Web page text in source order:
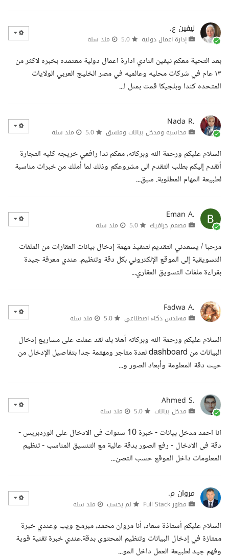
نيفين ع.
إدارة اعمال دولية منذ سنة
بعد التحية معكم نيفين النادي ادارة اعمال دولية معتمده بخبره لاكثر من
١٣ عام في شركات محليه وعالميه في مصر الخليج العربي الولايات
المتحده كندا وبلجيكا قمت بمثل ا...
Nada R.
محاسبه ومدخل بيانات ومنسق منذ سنة
السلام عليكم ورحمة الله وبركاته، معكم ندا رافعي خريجه كليه التجارة
أتقدم إليكم بطلب التقدم الى مشروعكم وذلك لما أملك من خبرات مناسبة
لطبيعة المهام المطلوبة. سبق...
Eman A.
مصمم جرافيك منذ سنة
مرحبا / يسعدني التقديم لتنفيذ مهمة إدخال بيانات العقارات من الملفات
التسويقية إلى الموقع الإلكتروني بكل دقة وتنظيم. عندي معرفة جيدة
بقراءة ملفات التسويق العقاري...
Fadwa A.
مهندس ذكاء اصطناعي منذ سنة
السلام عليكم ورحمة الله وبركاته أهلا بك لقد عملت على مشاريع إدخال
البيانات من dashboard لعدة متاجر ومهتمة جدا بتفاصيل الإدخال من
حيث دقة المعلومة وأبعاد الصور و...
Ahmed S.
مدخل بيانات منذ سنة
انا احمد مدخل بيانات - خبرة 10 سنوات فى الادخال على الوردبريس -
دقة فى الادخال - رفع الصور بدقة عالية مع التنسيق المناسب - تنظيم
المعلومات داخل الموقع حسب التصن...
مروان م.
مطور Full Stack لم يحسب منذ سنة
السلام عليكم أستاذة سعاد، أنا مروان محمد، مبرمج ويب وعندي خبرة
ممتازة في إدخال البيانات وتنظيم المحتوى بدقة.عندي خبرة تقنية قوية
وفهم جيد لطبيعة العمل داخل المو...